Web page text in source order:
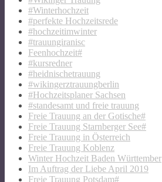
#Winterhochzeit
#perfekte Hochzeitsrede
#hochzeitimwinter
#trauungiranisc
Feenhochzeit#
#kursredner
#heidnischetrauung
#wikingerztrauungberlin
#Hochzeitsplaner Sachsen
#standesamt und freie trauung
Freie Trauung an der Gotische#
Freie Trauung Starnberger See#
Freie Trauung in Österreich
Freie Trauung Koblenz
Winter Hochzeit Baden Württember
Im Auftrag der Liebe April 2019
Freie Trauung Potsdam#